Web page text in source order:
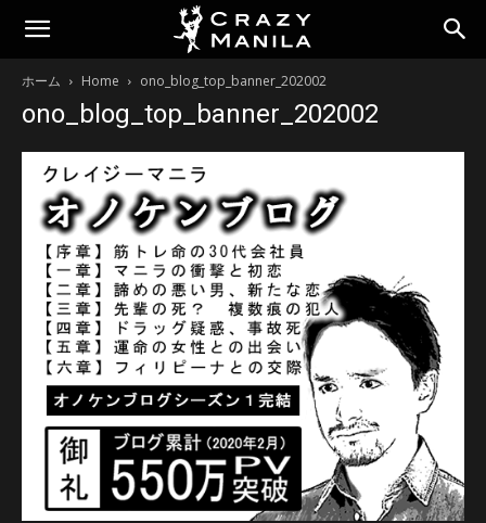
ホーム Home ono_blog_top_banner_202002
ono_blog_top_banner_202002